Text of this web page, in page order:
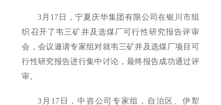
3月17日，宁夏庆华集团有限公司在银川市组
织召开了韦三矿井及选煤厂可行性研究报告评审
会，会议邀请专家组对就韦三矿井及选煤厂项目可
行性研究报告进行集中讨论，最终报告成功通过评
审。
3月17日，中咨公司专家组，自治区、伊犁